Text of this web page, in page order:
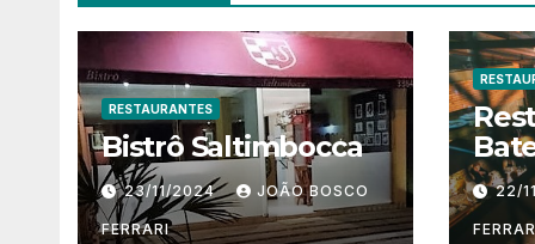
RESTAURANTES
Bistrô Saltimbocca
23/11/2024 JOÃO BOSCO
FERRARI
22/